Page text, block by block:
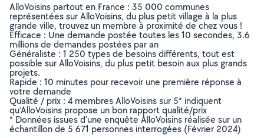
AlloVoisins partout en France : 35 000 communes
représentées sur AlloVoisins, du plus petit village à la plus
grande ville, trouvez un membre à proximité de chez vous !
Efficace : Une demande postée toutes les 10 secondes, 3.6
millions de demandes postées par an
Généraliste : 1 250 types de besoins différents, tout est
possible sur AlloVoisins, du plus petit besoin aux plus grands
projets.
Rapide : 10 minutes pour recevoir une première réponse à
votre demande
Qualité / prix : 4 membres AlloVoisins sur 5* indiquent
qu’AlloVoisins propose un bon rapport qualité/prix
* Données issues d’une enquête AlloVoisins réalisée sur un
échantillon de 5 671 personnes interrogées (Février 2024)